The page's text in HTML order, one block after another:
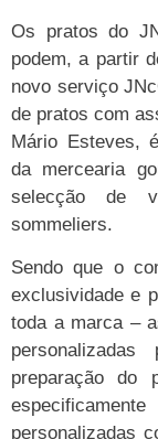
Os pratos do
podem, a partir
novo serviço
de pratos com
Mário Esteves,
da mercearia
selecção de
sommeliers.
Sendo que o
exclusividade e
toda a marca –
preparação do
personalizadas